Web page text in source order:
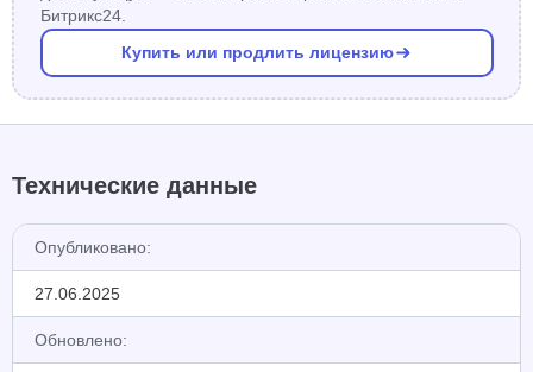
Битрикс24.
Купить или продлить лицензию
Технические данные
Опубликовано:
27.06.2025
Обновлено: